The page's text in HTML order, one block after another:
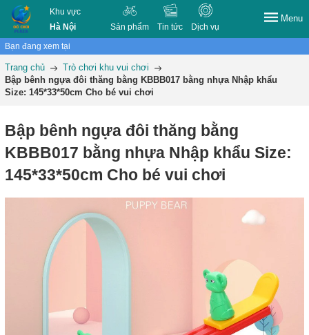
Khu vực
Hà Nội
Sản phẩm Tin tức Dịch vụ
Menu
Bạn đang xem tại
Trang chủ
Trò chơi khu vui chơi
Bập bênh ngựa đôi thăng bằng KBBB017 bằng nhựa Nhập khẩu
Size: 145*33*50cm Cho bé vui chơi
Bập bênh ngựa đôi thăng bằng
KBBB017 bằng nhựa Nhập khẩu Size:
145*33*50cm Cho bé vui chơi